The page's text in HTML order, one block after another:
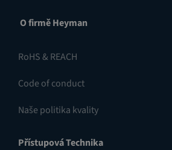
O firmě Heyman
RoHS & REACH
Code of conduct
Naše politika kvality
Přístupová Technika